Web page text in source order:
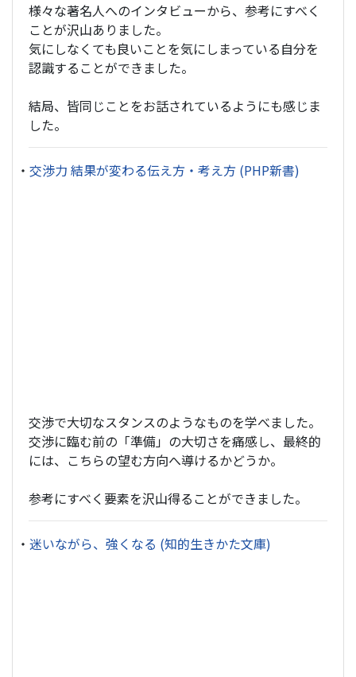
様々な著名人へのインタビューから、参考にすべく
ことが沢山ありました。
気にしなくても良いことを気にしまっている自分を
認識することができました。
結局、皆同じことをお話されているようにも感じま
した。
・ 交渉力 結果が変わる伝え方・考え方 (PHP新書)
交渉で大切なスタンスのようなものを学べました。
交渉に臨む前の「準備」の大切さを痛感し、最終的
には、こちらの望む方向へ導けるかどうか。
参考にすべく要素を沢山得ることができました。
・ 迷いながら、強くなる (知的生きかた文庫)